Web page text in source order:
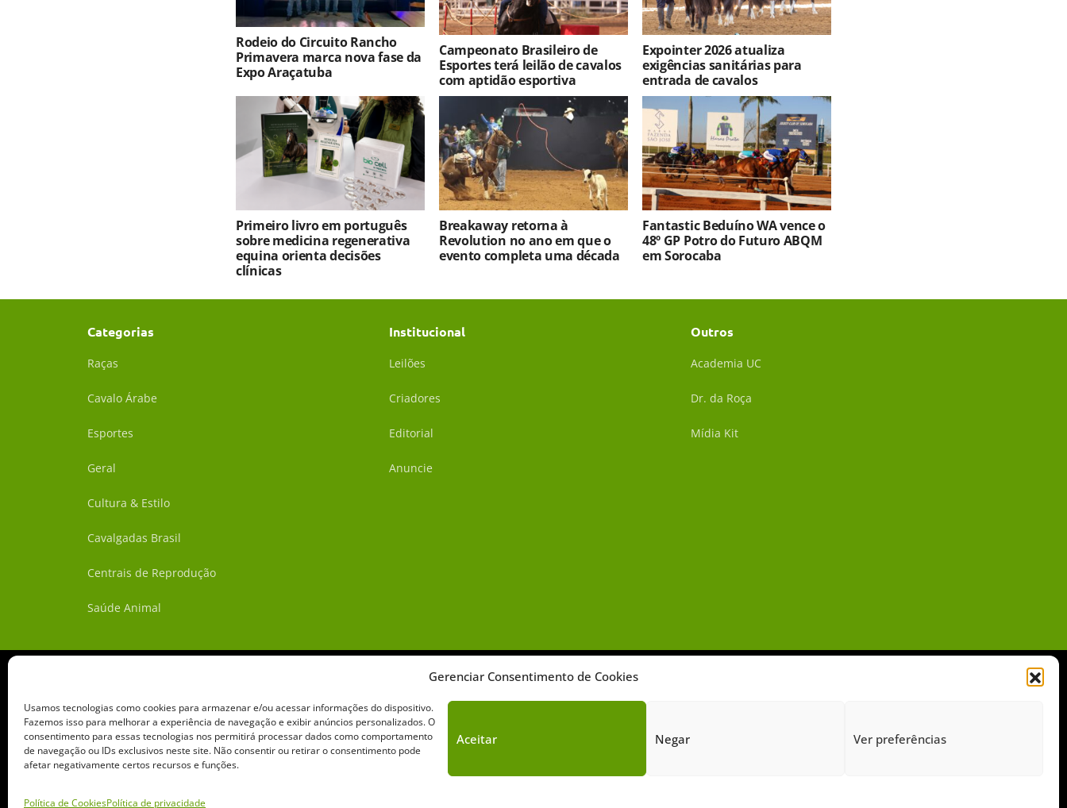
Gerenciar Consentimento de Cookies
Usamos tecnologias como cookies para armazenar e/ou acessar informações do dispositivo.
Fazemos isso para melhorar a experiência de navegação e exibir anúncios personalizados. O
consentimento para essas tecnologias nos permitirá processar dados como comportamento
de navegação ou IDs exclusivos neste site. Não consentir ou retirar o consentimento pode
afetar negativamente certos recursos e funções.
Aceitar Negar Ver preferências
Política de CookiesPolítica de privacidade
Rodeio do Circuito Rancho
Primavera marca nova fase da
Expo Araçatuba
Campeonato Brasileiro de
Esportes terá leilão de cavalos
com aptidão esportiva
Expointer 2026 atualiza
exigências sanitárias para
entrada de cavalos
Primeiro livro em português
sobre medicina regenerativa
equina orienta decisões
clínicas
Breakaway retorna à
Revolution no ano em que o
evento completa uma década
Fantastic Beduíno WA vence o
48º GP Potro do Futuro ABQM
em Sorocaba
Categorias
Raças
Cavalo Árabe
Esportes
Geral
Cultura & Estilo
Cavalgadas Brasil
Centrais de Reprodução
Saúde Animal
Institucional
Leilões
Criadores
Editorial
Anuncie
Outros
Academia UC
Dr. da Roça
Mídia Kit
Sobre o Cavalus